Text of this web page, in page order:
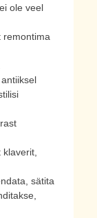
ole veel
remontima
sätita